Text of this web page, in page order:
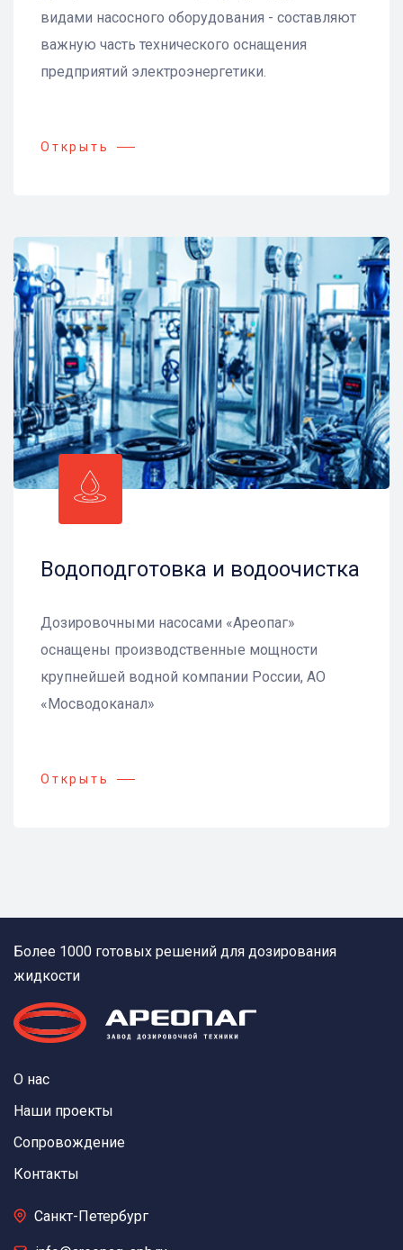
видами насосного оборудования - составляют
важную часть технического оснащения
предприятий электроэнергетики.
Открыть
Водоподготовка и водоочистка
Дозировочными насосами «Ареопаг»
оснащены производственные мощности
крупнейшей водной компании России, АО
«Мосводоканал»
Открыть
Более 1000 готовых решений для дозирования
жидкости
О нас
Наши проекты
Сопровождение
Контакты
Санкт-Петербург